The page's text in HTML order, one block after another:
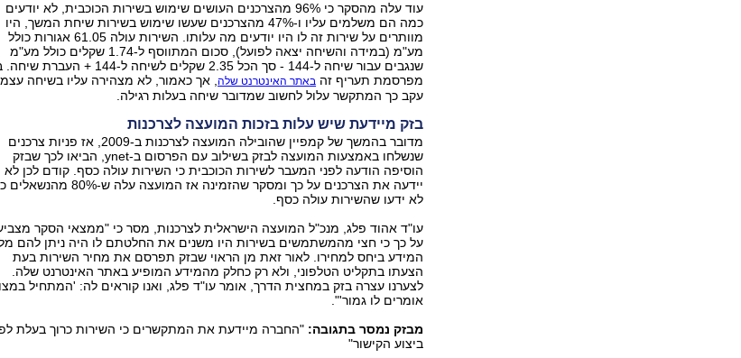
עוד עלה מהסקר כי 96% מהצרכנים העושים שימוש בשירות הכוכבית, לא יודעים
כמה הם משלמים עליו ו-47% מהצרכנים שעשו שימוש בשירות שיחת המשך, היו
מוותרים על שירות זה לו היו יודעים מה עלותו. השירות עולה 61.05 אגורות כולל
מע"מ (במידה והשיחה יצאה לפועל), סכום המתווסף ל-1.74 שקלים כולל מע"מ
שנגבים עבור שיחה ל-144 - סך הכל 2.35 שקלים לשיחה ל-144 +
מפרסמת תעריף זה באתר האינטרנט שלה, אך כאמור, לא מצהירה עליו בשיחה
עקב כך המתקשר עלול לחשוב שמדובר שיחה בעלות רגילה.
בזק מיידעת שיש עלות בזכות המועצה לצרכנות
מדובר בהמשך של קמפיין שהובילה המועצה לצרכנות ב-2009, אז פניות צרכנים
שנשלחו באמצעות המועצה לבזק בשילוב עם הפרסום ב-ynet, הביאו לכך שבזק
הוסיפה הודעה לפני המעבר לשירות הכוכבית כי השירות עולה כסף. קודם לכן לא
יידעה את הצרכנים על כך ומסקר שהזמינה אז המועצה עלה ש-80%
לא ידעו שהשירות עולה כסף.
עו"ד אהוד פלג, מנכ"ל המועצה הישראלית לצרכנות, מסר כי "ממצאי הסקר
על כך כי חצי מהמשתמשים בשירות היו משנים את החלטתם לו היה ניתן להם
המידע ביחס למחירו. לאור זאת מן הראוי שבזק תפרסם את מחיר השירות בעת
הצעתו בתקליט הטלפוני, ולא רק כחלק מהמידע המופיע באתר האינטרנט שלה.
לצערנו עצרה בזק במחצית הדרך, אומר עו"ד פלג, ואנו קוראים לה: 'המתחיל
אומרים לו גמור'".
מבזק נמסר בתגובה: "החברה מיידעת את המתקשרים כי השירות כרוך בעלת
ביצוע הקישור"